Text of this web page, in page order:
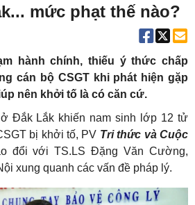
mức phạt thế nào?
hành chính, thiếu ý thức chấp
cán bộ CSGT khi phát hiện gặp
nên khởi tố là có căn cứ.
Đắk Lắk khiến nam sinh lớp 12 tử
bị khởi tố, PV Tri thức và Cuộc
đổi với TS.LS Đặng Văn Cường,
xung quanh các vấn đề pháp lý.